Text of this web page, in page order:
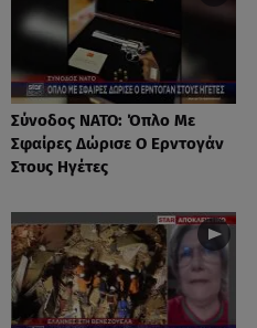
Σύνοδος ΝΑΤΟ: Όπλο Με
Σφαίρες Δώρισε Ο Ερντογάν
Στους Ηγέτες